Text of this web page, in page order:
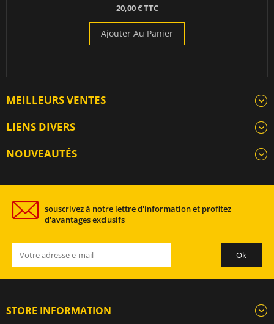
20,00 € TTC
Ajouter Au Panier
MEILLEURS VENTES
LIENS DIVERS
NOUVEAUTÉS
souscrivez à notre lettre d'information et profitez
d'avantages exclusifs
STORE INFORMATION